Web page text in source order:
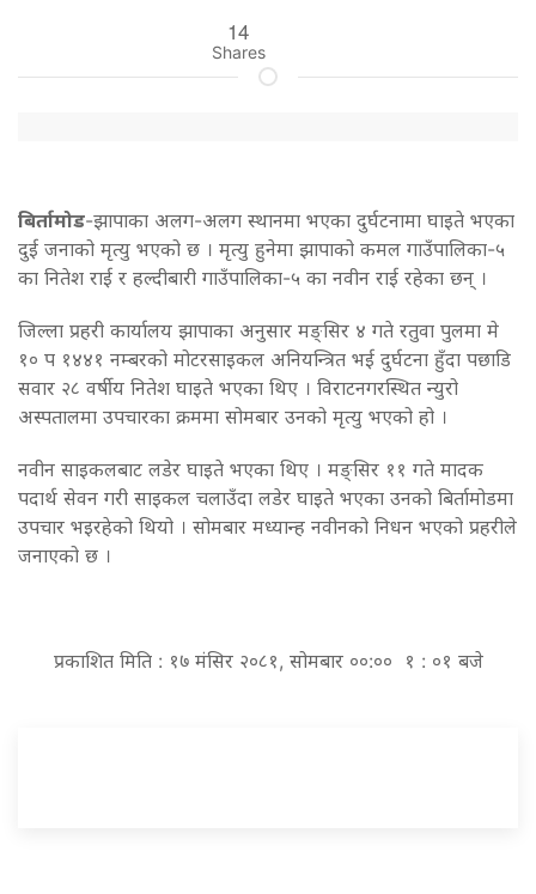
14
Shares
बिर्तामोड-झापाका अलग-अलग स्थानमा भएका दुर्घटनामा घाइते भएका
दुई जनाको मृत्यु भएको छ । मृत्यु हुनेमा झापाको कमल गाउँपालिका-५
का नितेश राई र हल्दीबारी गाउँपालिका-५ का नवीन राई रहेका छन् ।
जिल्ला प्रहरी कार्यालय झापाका अनुसार मङ्सिर ४ गते रतुवा पुलमा मे
१० प १४४१ नम्बरको मोटरसाइकल अनियन्त्रित भई दुर्घटना हुँदा पछाडि
सवार २८ वर्षीय नितेश घाइते भएका थिए । विराटनगरस्थित न्युरो
अस्पतालमा उपचारका क्रममा सोमबार उनको मृत्यु भएको हो ।
नवीन साइकलबाट लडेर घाइते भएका थिए । मङ्सिर ११ गते मादक
पदार्थ सेवन गरी साइकल चलाउँदा लडेर घाइते भएका उनको बिर्तामोडमा
उपचार भइरहेको थियो । सोमबार मध्यान्ह नवीनको निधन भएको प्रहरीले
जनाएको छ ।
प्रकाशित मिति : १७ मंसिर २०८१, सोमबार ००:०० १ : ०१ बजे